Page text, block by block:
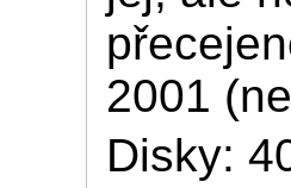
2001
Disky: